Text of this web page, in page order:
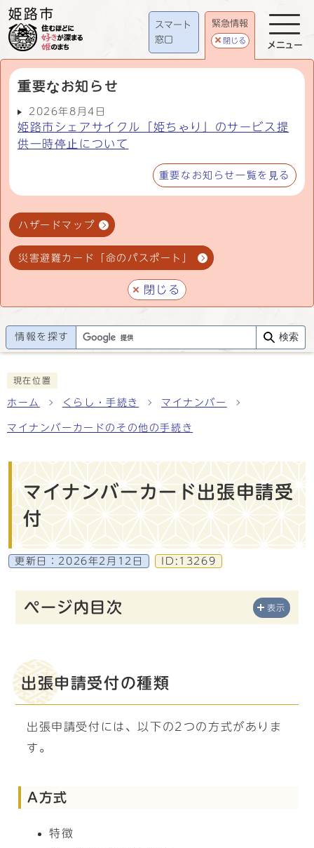
スマート
窓口
緊急情報
閉じる
重要なお知らせ
2026年8月4日
姫路市シェアサイクル「姫ちゃり」のサービス提
供一時停止について
重要なお知らせ一覧を見る
ハザードマップ
災害避難カード「命のパスポート」
閉じる
メニュー
情報を探す 検索
現在位置
ホーム くらし・手続き マイナンバー
マイナンバーカードのその他の手続き
マイナンバーカード出張申請受
付
更新日： 2026年2月12日 ID:13269
ページ内目次 表示
出張申請受付の種類
出張申請受付には、以下の2つの方式がありま
す。
A方式
特徴